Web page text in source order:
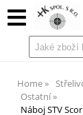
Home
Ostatní
Náboj STV